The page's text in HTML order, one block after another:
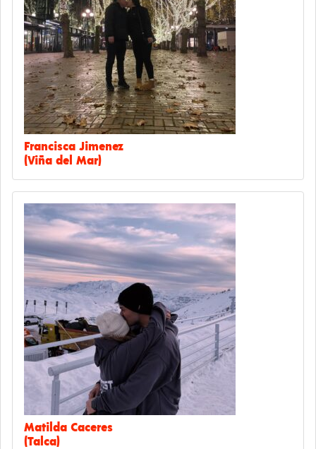
Francisca Jimenez
(Viña del Mar)
Matilda Caceres
(Talca)